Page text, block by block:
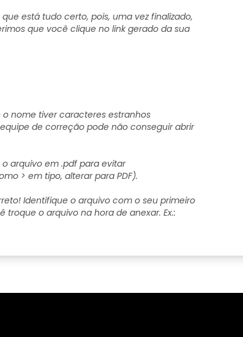
está tudo certo, pois, uma vez finalizado,
que você clique no link gerado da sua
nome tiver caracteres estranhos
de correção pode não conseguir abrir
o arquivo em .pdf para evitar
> em tipo, alterar para PDF).
Identifique o arquivo com o seu primeiro
o arquivo na hora de anexar. Ex.: